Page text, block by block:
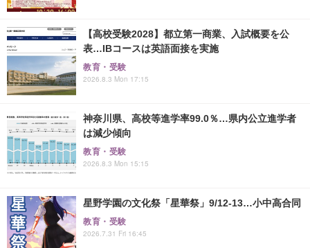
【高校受験2028】都立第一商業、入試概要を公
表…IBコースは英語面接を実施
教育・受験
2026.8.3 Mon 17:15
神奈川県、高校等進学率99.0％…県内公立進学者
は減少傾向
教育・受験
2026.8.3 Mon 15:15
星野学園の文化祭「星華祭」9/12-13…小中高合同
教育・受験
2026.7.31 Fri 16:45